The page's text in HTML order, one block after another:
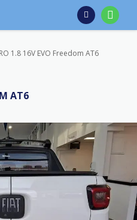
1.8 16V EVO Freedom AT6
AT6